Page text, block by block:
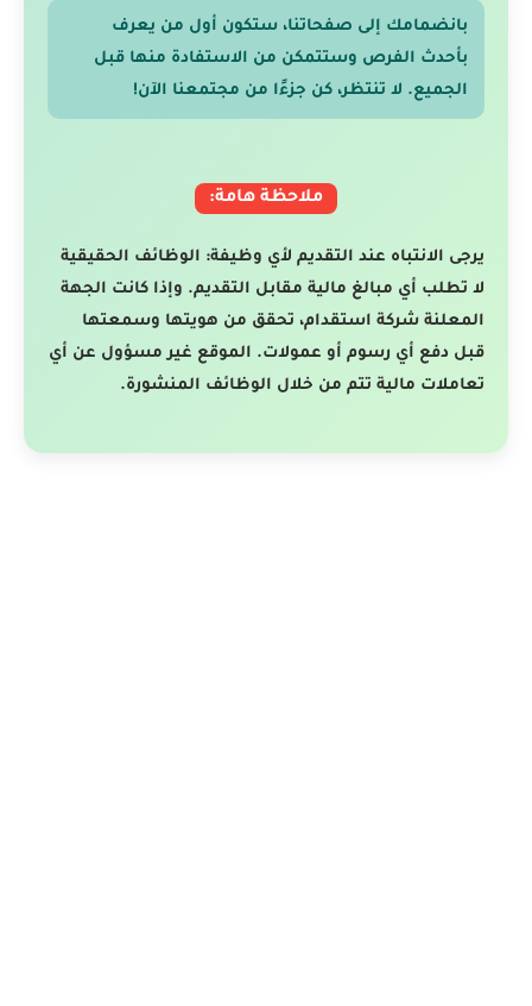
بانضمامك إلى صفحاتنا، ستكون أول من يعرف
بأحدث الفرص وستتمكن من الاستفادة منها قبل
الجميع. لا تنتظر، كن جزءًا من مجتمعنا الآن!
ملاحظة هامة:
يرجى الانتباه عند التقديم لأي وظيفة: الوظائف الحقيقية
لا تطلب أي مبالغ مالية مقابل التقديم. وإذا كانت الجهة
المعلنة شركة استقدام، تحقق من هويتها وسمعتها
قبل دفع أي رسوم أو عمولات. الموقع غير مسؤول عن أي
تعاملات مالية تتم من خلال الوظائف المنشورة.